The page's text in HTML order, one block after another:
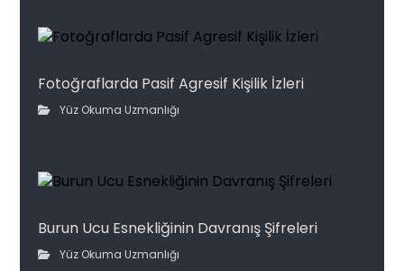
Fotoğraflarda Pasif Agresif Kişilik İzleri
Yüz Okuma Uzmanlığı
Burun Ucu Esnekliğinin Davranış Şifreleri
Yüz Okuma Uzmanlığı